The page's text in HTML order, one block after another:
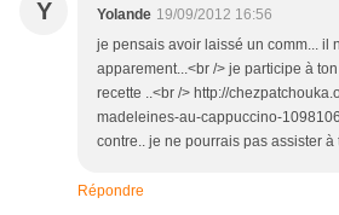
Y Yolande 19/09/2012 16:56
je pensais avoir laissé un comm... il
apparement...<br /> je participe à
recette ..<br /> http://
madeleines-au-cappuccino-
contre.. je ne pourrais pas assister
Répondre